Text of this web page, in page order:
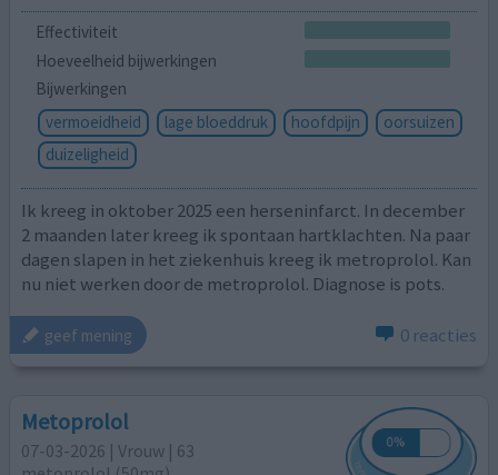
Effectiviteit
Hoeveelheid bijwerkingen
Bijwerkingen
vermoeidheid
lage bloeddruk hoofdpijn
oorsuizen
duizeligheid
Ik kreeg in oktober 2025 een herseninfarct. In december
2 maanden later kreeg ik spontaan hartklachten. Na paar
dagen slapen in het ziekenhuis kreeg ik metroprolol. Kan
nu niet werken door de metroprolol. Diagnose is pots.
geef mening 0 reacties
Metoprolol
07-03-2026 | Vrouw | 63